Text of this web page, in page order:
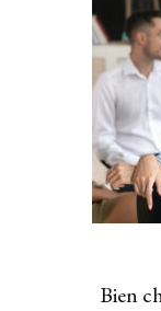
Bien